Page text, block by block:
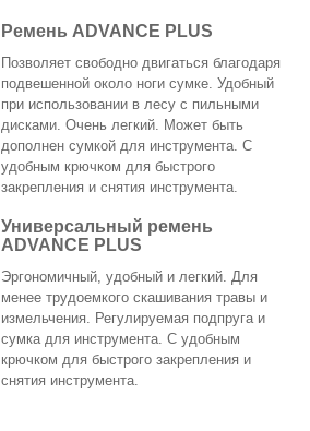
Ремень ADVANCE PLUS
Позволяет свободно двигаться благодаря
подвешенной около ноги сумке. Удобный
при использовании в лесу с пильными
дисками. Очень легкий. Может быть
дополнен сумкой для инструмента. С
удобным крючком для быстрого
закрепления и снятия инструмента.
Универсальный ремень
ADVANCE PLUS
Эргономичный, удобный и легкий. Для
менее трудоемкого скашивания травы и
измельчения. Регулируемая подпруга и
сумка для инструмента. С удобным
крючком для быстрого закрепления и
снятия инструмента.